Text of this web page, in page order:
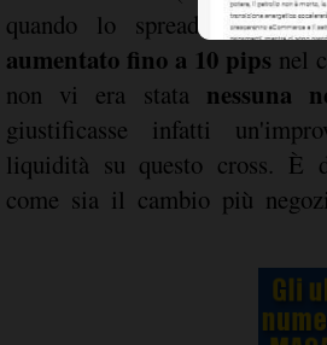
quando lo spread
Bid/Ask
aumentato fino a 10 pips nel
non vi era stata nessuna
giustificasse infatti
liquidità su questo cross. È
come sia il cambio più